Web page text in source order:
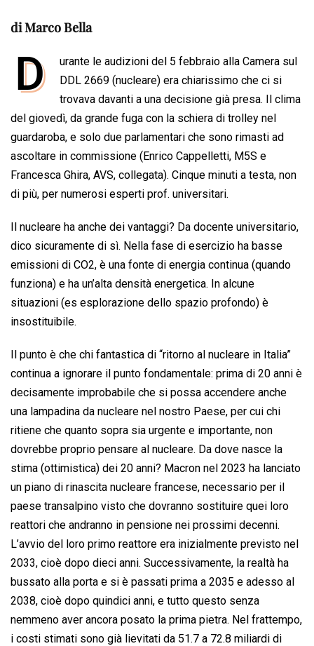
c
b
o
o
k
a
s
A
p
p
e
d
I
n
a
d
s
l
L
i
n
k
t
di Marco Bella
D
urante le audizioni del 5 febbraio alla Camera sul
DDL 2669 (nucleare) era chiarissimo che ci si
trovava davanti a una decisione già presa. Il clima
del giovedì, da grande fuga con la schiera di trolley nel
guardaroba, e solo due parlamentari che sono rimasti ad
ascoltare in commissione (Enrico Cappelletti, M5S e
Francesca Ghira, AVS, collegata). Cinque minuti a testa, non
di più, per numerosi esperti prof. universitari.
Il nucleare ha anche dei vantaggi? Da docente universitario,
dico sicuramente di sì. Nella fase di esercizio ha basse
emissioni di CO2, è una fonte di energia continua (quando
funziona) e ha un’alta densità energetica. In alcune
situazioni (es esplorazione dello spazio profondo) è
insostituibile.
Il punto è che chi fantastica di “ritorno al nucleare in Italia”
continua a ignorare il punto fondamentale: prima di 20 anni è
decisamente improbabile che si possa accendere anche
una lampadina da nucleare nel nostro Paese, per cui chi
ritiene che quanto sopra sia urgente e importante, non
dovrebbe proprio pensare al nucleare. Da dove nasce la
stima (ottimistica) dei 20 anni? Macron nel 2023 ha lanciato
un piano di rinascita nucleare francese, necessario per il
paese transalpino visto che dovranno sostituire quei loro
reattori che andranno in pensione nei prossimi decenni.
L’avvio del loro primo reattore era inizialmente previsto nel
2033, cioè dopo dieci anni. Successivamente, la realtà ha
bussato alla porta e si è passati prima a 2035 e adesso al
2038, cioè dopo quindici anni, e tutto questo senza
nemmeno aver ancora posato la prima pietra. Nel frattempo,
i costi stimati sono già lievitati da 51.7 a 72.8 miliardi di